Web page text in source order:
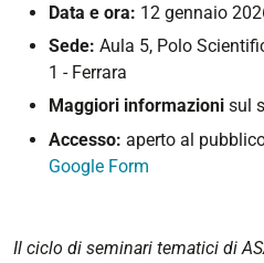
Data e ora: 12 gennaio
Sede: Aula 5, Polo
1 - Ferrara
Maggiori informazioni sul
Accesso: aperto al
Google Form
Il ciclo di seminari tematici di